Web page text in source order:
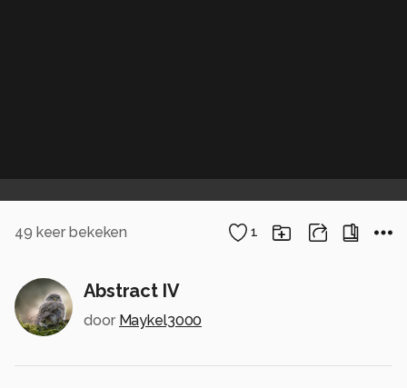
49 keer bekeken 1
Abstract IV
door Maykel3000